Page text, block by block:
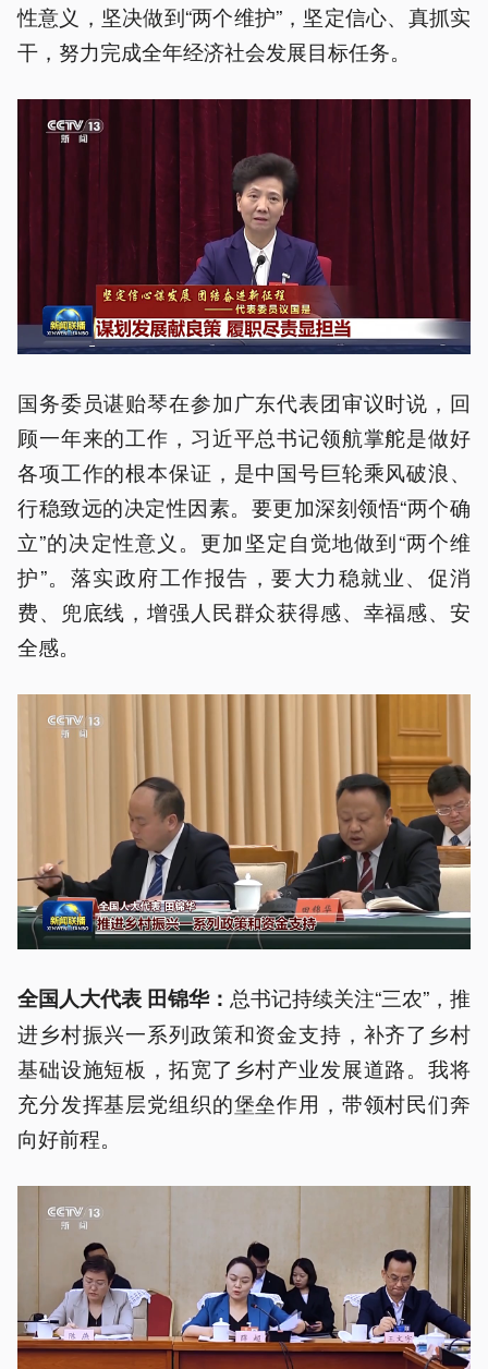
性意义，坚决做到“两个维护”，坚定信心、真抓实
干，努力完成全年经济社会发展目标任务。
国务委员谌贻琴在参加广东代表团审议时说，回
顾一年来的工作，习近平总书记领航掌舵是做好
各项工作的根本保证，是中国号巨轮乘风破浪、
行稳致远的决定性因素。要更加深刻领悟“两个确
立”的决定性意义。更加坚定自觉地做到“两个维
护”。落实政府工作报告，要大力稳就业、促消
费、兜底线，增强人民群众获得感、幸福感、安
全感。
全国人大代表 田锦华： 总书记持续关注“三农”，推
进乡村振兴一系列政策和资金支持，补齐了乡村
基础设施短板，拓宽了乡村产业发展道路。我将
充分发挥基层党组织的堡垒作用，带领村民们奔
向好前程。